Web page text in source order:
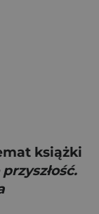
książki